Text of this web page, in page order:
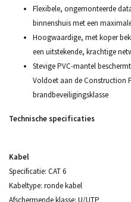
Flexibele, ongemonteerde
binnenshuis met een
Hoogwaardige, met koper
een uitstekende, krachtige
Stevige PVC-mantel
Voldoet aan de Construction
brandbeveiligingsklasse
Technische specificaties
Kabel
Specificatie: CAT 6
Kabeltype: ronde kabel
Afschermende klasse: U/UTP